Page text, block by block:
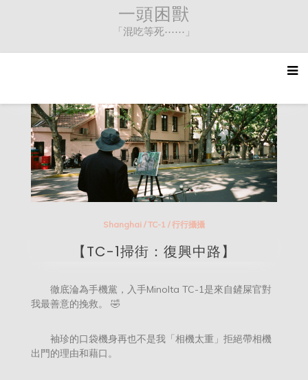
一頭困獸
「混吃等死⋯⋯」
Shanghai/TC-1/行行攝攝
【TC-1掃街：復興中路】
徹底淪為手機黨，入手Minolta TC-1是來自鏟屎官對
我最善意的挽救。 🤣
袖珍的口袋機身再也不是我「相機太重」拒絕帶相機
出門的理由和藉口。